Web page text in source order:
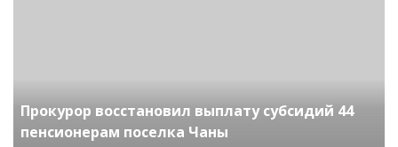
Прокурор восстановил выплату субсидий 44
пенсионерам поселка Чаны